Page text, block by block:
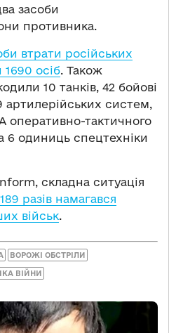
засоби
противника.
втрати російських
1690 осіб. Також
10 танків, 42 бойові
артилерійських систем,
оперативно-тактичного
6 одиниць спецтехніки
складна ситуація
разів намагався
військ.
ВОРОЖІ ОБСТРІЛИ
ВІЙНИ